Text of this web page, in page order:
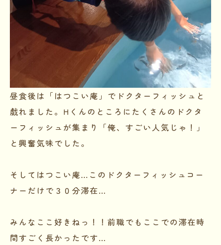
昼食後は「はつこい庵」でドクターフィッシュと
戯れました。Hくんのところにたくさんのドクタ
ーフィッシュが集まり「俺、すごい人気じゃ！」
と興奮気味でした。
そしてはつこい庵…このドクターフィッシュコー
ナーだけで３０分滞在…
みんなここ好きねっ！！前職でもここでの滞在時
間すごく長かったです…